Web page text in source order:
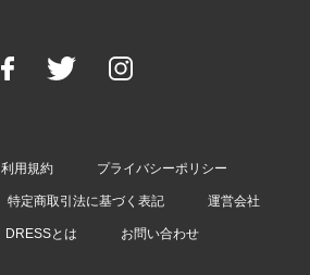
利用規約 プライバシーポリシー
特定商取引法に基づく表記 運営会社
DRESSとは お問い合わせ